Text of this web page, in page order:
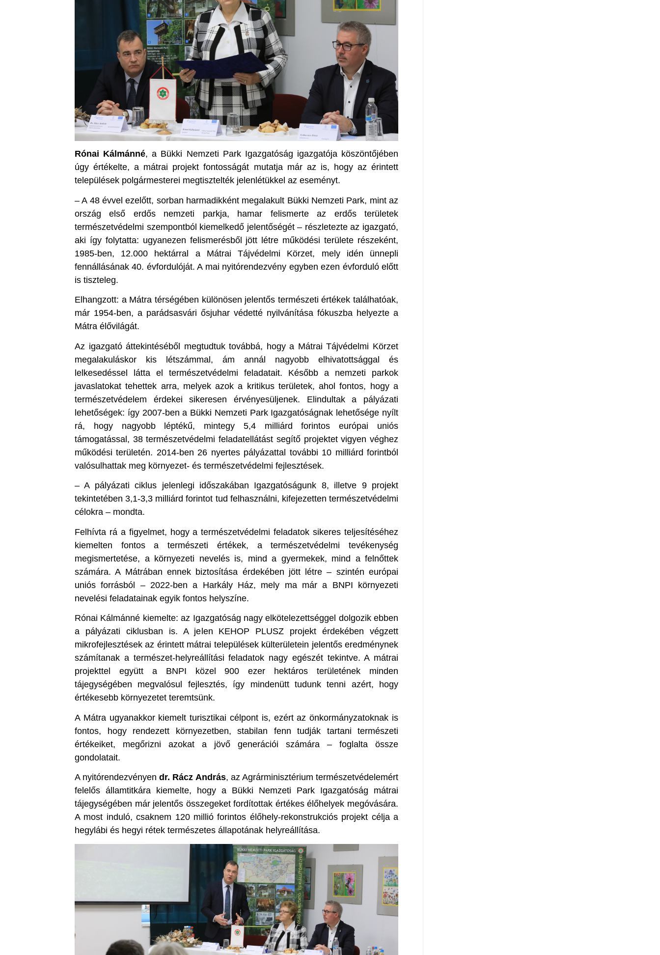
Rónai Kálmánné, a Bükki Nemzeti Park Igazgatóság igazgatója köszöntőjében
úgy értékelte, a mátrai projekt fontosságát mutatja már az is, hogy az érintett
települések polgármesterei megtisztelték jelenlétükkel az eseményt.
– A 48 évvel ezelőtt, sorban harmadikként megalakult Bükki Nemzeti Park, mint az
ország első erdős nemzeti parkja, hamar felismerte az erdős területek
természetvédelmi szempontból kiemelkedő jelentőségét – részletezte az igazgató,
aki így folytatta: ugyanezen felismerésből jött létre működési területe részeként,
1985-ben, 12.000 hektárral a Mátrai Tájvédelmi Körzet, mely idén ünnepli
fennállásának 40. évfordulóját. A mai nyitórendezvény egyben ezen évforduló előtt
is tiszteleg.
Elhangzott: a Mátra térségében különösen jelentős természeti értékek találhatóak,
már 1954-ben, a parádsasvári ősjuhar védetté nyilvánítása fókuszba helyezte a
Mátra élővilágát.
Az igazgató áttekintéséből megtudtuk továbbá, hogy a Mátrai Tájvédelmi Körzet
megalakuláskor kis létszámmal, ám annál nagyobb elhivatottsággal és
lelkesedéssel látta el természetvédelmi feladatait. Később a nemzeti parkok
javaslatokat tehettek arra, melyek azok a kritikus területek, ahol fontos, hogy a
természetvédelem érdekei sikeresen érvényesüljenek. Elindultak a pályázati
lehetőségek: így 2007-ben a Bükki Nemzeti Park Igazgatóságnak lehetősége nyílt
rá, hogy nagyobb léptékű, mintegy 5,4 milliárd forintos európai uniós
támogatással, 38 természetvédelmi feladatellátást segítő projektet vigyen véghez
működési területén. 2014-ben 26 nyertes pályázattal további 10 milliárd forintból
valósulhattak meg környezet- és természetvédelmi fejlesztések.
– A pályázati ciklus jelenlegi időszakában Igazgatóságunk 8, illetve 9 projekt
tekintetében 3,1-3,3 milliárd forintot tud felhasználni, kifejezetten természetvédelmi
célokra – mondta.
Felhívta rá a figyelmet, hogy a természetvédelmi feladatok sikeres teljesítéséhez
kiemelten fontos a természeti értékek, a természetvédelmi tevékenység
megismertetése, a környezeti nevelés is, mind a gyermekek, mind a felnőttek
számára. A Mátrában ennek biztosítása érdekében jött létre – szintén európai
uniós forrásból – 2022-ben a Harkály Ház, mely ma már a BNPI környezeti
nevelési feladatainak egyik fontos helyszíne.
Rónai Kálmánné kiemelte: az Igazgatóság nagy elkötelezettséggel dolgozik ebben
a pályázati ciklusban is. A jelen KEHOP PLUSZ projekt érdekében végzett
mikrofejlesztések az érintett mátrai települések külterületein jelentős eredménynek
számítanak a természet-helyreállítási feladatok nagy egészét tekintve. A mátrai
projekttel együtt a BNPI közel 900 ezer hektáros területének minden
tájegységében megvalósul fejlesztés, így mindenütt tudunk tenni azért, hogy
értékesebb környezetet teremtsünk.
A Mátra ugyanakkor kiemelt turisztikai célpont is, ezért az önkormányzatoknak is
fontos, hogy rendezett környezetben, stabilan fenn tudják tartani természeti
értékeiket, megőrizni azokat a jövő generációi számára – foglalta össze
gondolatait.
A nyitórendezvényendr. Rácz András, az Agrárminisztérium természetvédelemért
felelős államtitkára kiemelte, hogy a Bükki Nemzeti Park Igazgatóság mátrai
tájegységében már jelentős összegeket fordítottak értékes élőhelyek megóvására.
A most induló, csaknem 120 millió forintos élőhely-rekonstrukciós projekt célja a
hegylábi és hegyi rétek természetes állapotának helyreállítása.